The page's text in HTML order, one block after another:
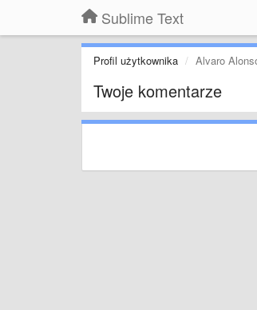
Sublime Text
Profil użytkownika Alvaro
Twoje komentarze